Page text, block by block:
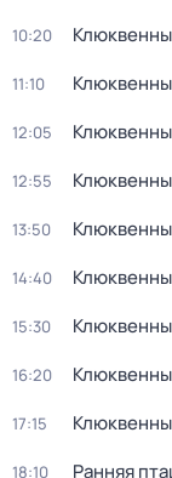
10:20
11:10
12:05
12:55
13:50
14:40
15:30
16:20
17:15
18:10 Ранняя